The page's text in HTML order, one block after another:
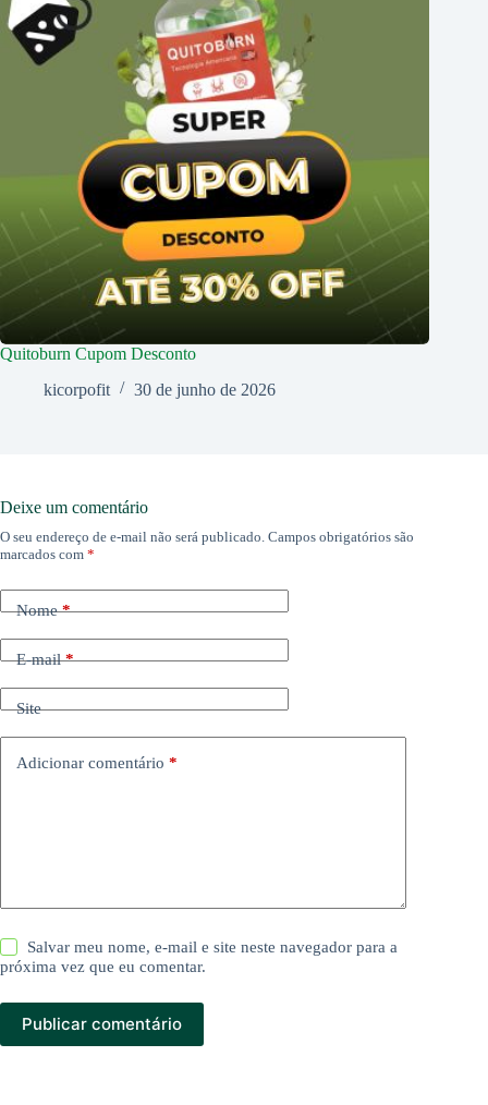
Quitoburn Cupom Desconto
kicorpofit
30 de junho de 2026
Deixe um comentário
O seu endereço de e-mail não será publicado. Campos obrigatórios são
marcados com *
Nome*
E-mail*
Site
Adicionar comentário *
Salvar meu nome, e-mail e site neste navegador para a
próxima vez que eu comentar.
Publicar comentário